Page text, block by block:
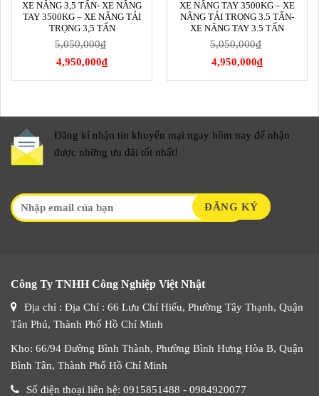
XE NÂNG 3,5 TẤN- XE NÂNG
TAY 3500KG – XE NÂNG TẢI
TRỌNG 3,5 TẤN
5,050,000₫
4,950,000₫
XE NÂNG TAY 3500KG – XE
NÂNG TẢI TRỌNG 3.5 TẤN-
XE NÂNG TAY 3.5 TẤN
5,050,000₫
4,950,000₫
Đăng kí nhận tin khuyến mại ngay hôm nay để nhận
được những ưu đãi tốt nhất!
Công Ty TNHH Công Nghiệp Việt Nhật
Địa chỉ : Địa Chỉ : 66 Lưu Chí Hiếu, Phường Tây Thạnh, Quận
Tân Phú, Thành Phố Hồ Chí Minh
Kho: 66/94 Đường Bình Thành, Phường Bình Hưng Hòa B, Quận
Bình Tân, Thành Phố Hồ Chí Minh
Số điện thoại liên hệ: 0915851488 - 0984920077